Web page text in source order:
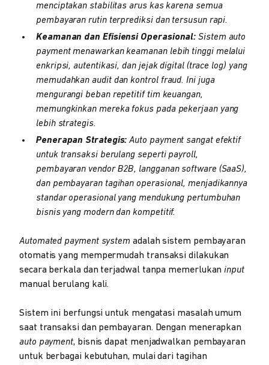
menciptakan stabilitas arus kas karena semua
pembayaran rutin terprediksi dan tersusun rapi.
Keamanan dan Efisiensi Operasional:Sistem auto
payment menawarkan keamanan lebih tinggi melalui
enkripsi, autentikasi, dan jejak digital (trace log) yang
memudahkan audit dan kontrol fraud. Ini juga
mengurangi beban repetitif tim keuangan,
memungkinkan mereka fokus pada pekerjaan yang
lebih strategis.
Penerapan Strategis: Auto payment sangat efektif
untuk transaksi berulang seperti payroll,
pembayaran vendor B2B, langganan software (SaaS),
dan pembayaran tagihan operasional, menjadikannya
standar operasional yang mendukung pertumbuhan
bisnis yang modern dan kompetitif.
Automated payment system adalah sistem pembayaran
otomatis yang mempermudah transaksi dilakukan
secara berkala dan terjadwal tanpa memerlukaninput
manual berulang kali.
Sistem ini berfungsi untuk mengatasi masalah umum
saat transaksi dan pembayaran. Dengan menerapkan
auto payment, bisnis dapat menjadwalkan pembayaran
untuk berbagai kebutuhan, mulai dari tagihan